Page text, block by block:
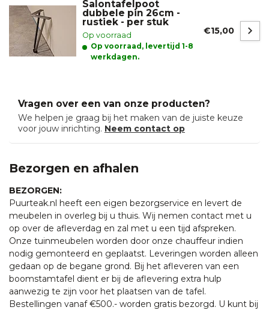
Salontafelpoot
dubbele pin 26cm -
rustiek - per stuk
Op voorraad
Op voorraad, levertijd 1-8
werkdagen.
€15,00
Vragen over een van onze producten?
We helpen je graag bij het maken van de juiste keuze
voor jouw inrichting. Neem contact op
Bezorgen en afhalen
BEZORGEN:
Puurteak.nl heeft een eigen bezorgservice en levert de
meubelen in overleg bij u thuis. Wij nemen contact met u
op over de afleverdag en zal met u een tijd afspreken.
Onze tuinmeubelen worden door onze chauffeur indien
nodig gemonteerd en geplaatst. Leveringen worden alleen
gedaan op de begane grond. Bij het afleveren van een
boomstamtafel dient er bij de aflevering extra hulp
aanwezig te zijn voor het plaatsen van de tafel.
Bestellingen vanaf €500.- worden gratis bezorgd. U kunt bij